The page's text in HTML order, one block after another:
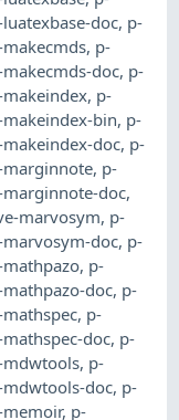
doc, p-
, p-
doc, p-
, p-
bin, p-
doc, p-
, p-
doc,
marvosym, p-
doc, p-
, p-
doc, p-
, p-
doc, p-
mdwtools, p-
doc, p-
, p-